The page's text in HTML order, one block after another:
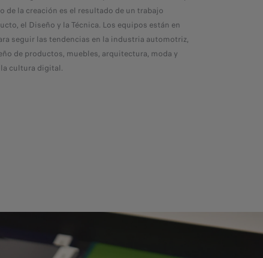
de la creación es el resultado de un trabajo
el Diseño y la Técnica. Los equipos están en
seguir las tendencias en la industria automotriz,
de productos, muebles, arquitectura, moda y
la cultura digital.